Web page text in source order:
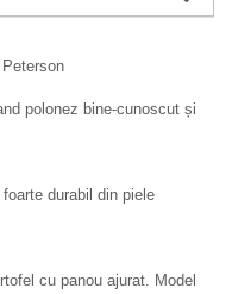
polonez bine-cunoscut și
durabil din piele
cu panou ajurat. Model